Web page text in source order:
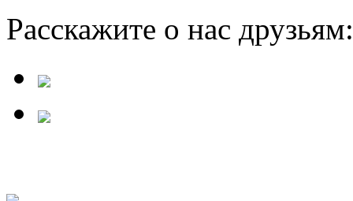
Расскажите о нас друзьям: